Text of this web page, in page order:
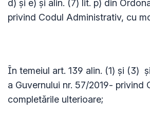
d) și e) și alin. (7) lit. p) din
privind Codul Administrativ, cu
În temeiul art. 139 alin. (1) și (3)
a Guvernului nr. 57/2019-
completările ulterioare;